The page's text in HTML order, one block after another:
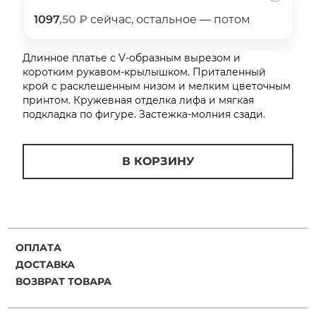
1097,50 ₽ сейчас, остальное — потом
Длинное платье с V-образным вырезом и
коротким рукавом-крылышком. Приталенный
крой с расклешенным низом и мелким цветочным
принтом. Кружевная отделка лифа и мягкая
подкладка по фигуре. Застежка-молния сзади.
В КОРЗИНУ
ОПЛАТА
ДОСТАВКА
ВОЗВРАТ ТОВАРА
об оплате Плайтом
25
недели
Остались вопросы?
8 800 302-02-51